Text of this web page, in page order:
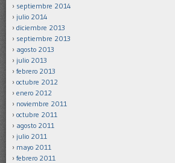
septiembre 2014
julio 2014
diciembre 2013
septiembre 2013
agosto 2013
julio 2013
febrero 2013
octubre 2012
enero 2012
noviembre 2011
octubre 2011
agosto 2011
julio 2011
mayo 2011
febrero 2011